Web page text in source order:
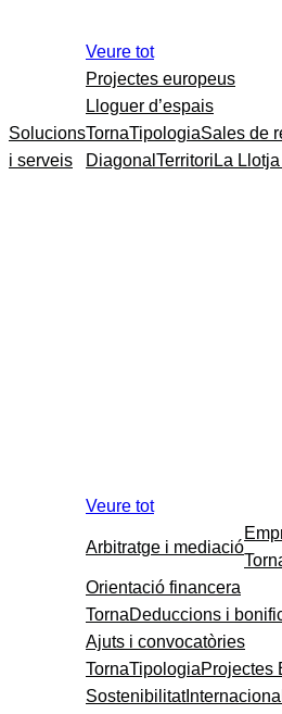
Solucions
i serveis
Veure tot
Projectes europeus
Lloguer d’espais
TornaTipologiaSales de
Diagonal Territori La
Veure tot
Arbitratge i mediació
Orientació financera
TornaDeduccions i
Ajuts i convocatòries
TornaTipologiaProjectes
Sostenibilitat